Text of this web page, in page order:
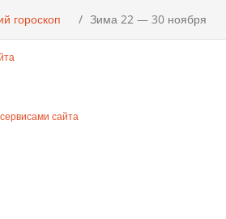
гороскоп Зима 22 — 30 ноября
сайта